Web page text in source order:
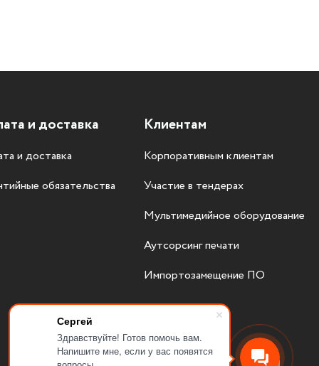
Сергей
Здравствуйте! Готов помочь вам.
Напишите мне, если у вас появятся
и доставка
и доставка
обязательства
Клиентам
Корпоративным клиентам
Участие в тендерах
Мультимедийное оборудование
Аутсорсинг печати
Импортозамещение ПО